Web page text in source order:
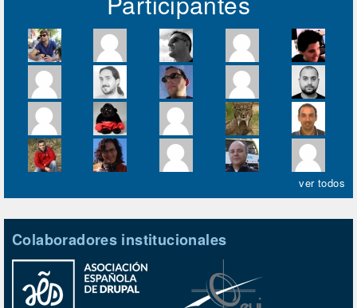
ver todos
Colaboradores institucionales